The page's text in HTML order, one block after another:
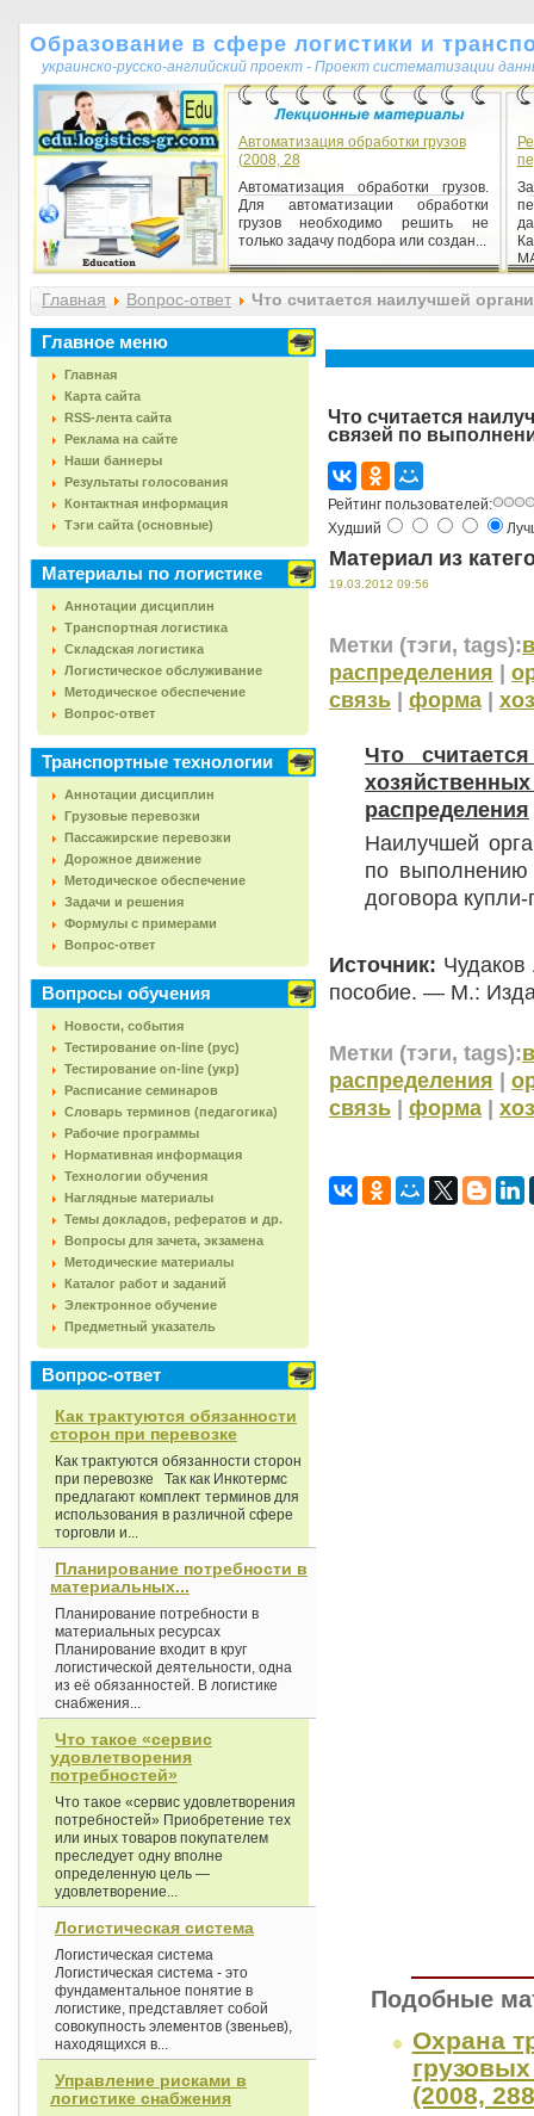
Образование в сфере логистики и
украинско-русско-английский проект - Проект систематизации
Автоматизация обработки грузов
(2008, 28
Автоматизация обработки грузов.
Для автоматизации обработки
грузов необходимо решить не
только задачу подбора или создан...
Главная Вопрос-ответ Что считается наилучшей
Главное меню
Главная
Карта сайта
RSS-лента сайта
Реклама на сайте
Наши баннеры
Результаты голосования
Контактная информация
Тэги сайта (основные)
Материалы по логистике
Аннотации дисциплин
Транспортная логистика
Складская логистика
Логистическое обслуживание
Методическое обеспечение
Вопрос-ответ
Транспортные технологии
Аннотации дисциплин
Грузовые перевозки
Пассажирские перевозки
Дорожное движение
Методическое обеспечение
Задачи и решения
Формулы с примерами
Вопрос-ответ
Вопросы обучения
Новости, события
Тестирование on-line (рус)
Тестирование on-line (укр)
Расписание семинаров
Словарь терминов (педагогика)
Рабочие программы
Нормативная информация
Технологии обучения
Наглядные материалы
Темы докладов, рефератов и др.
Вопросы для зачета, экзамена
Методические материалы
Каталог работ и заданий
Электронное обучение
Предметный указатель
Вопрос-ответ
Как трактуются обязанности
сторон при перевозке
Как трактуются обязанности сторон
при перевозке Так как Инкотермс
предлагают комплект терминов для
использования в различной сфере
торговли и...
Планирование потребности в
материальных...
Планирование потребности в
материальных ресурсах
Планирование входит в круг
логистической деятельности, одна
из её обязанностей. В логистике
снабжения...
Что такое «сервис
удовлетворения
потребностей»
Что такое «сервис удовлетворения
потребностей» Приобретение тех
или иных товаров покупателем
преследует одну вполне
определенную цель —
удовлетворение...
Логистическая система
Логистическая система
Логистическая система - это
фундаментальное понятие в
логистике, представляет собой
совокупность элементов (звеньев),
находящихся в...
Управление рисками в
логистике снабжения
Что считается
связей по
Рейтинг пользователей:
Худший
Материал из
19.03.2012 09:56
Метки (тэги, tags):
распределения |
связь | форма |
Что
распределения
Наилучшей
по выполнению
договора
Источник: Чудаков
пособие. — М.:
Метки (тэги, tags):
распределения |
связь | форма |
Подобные
Охрана
(2008,